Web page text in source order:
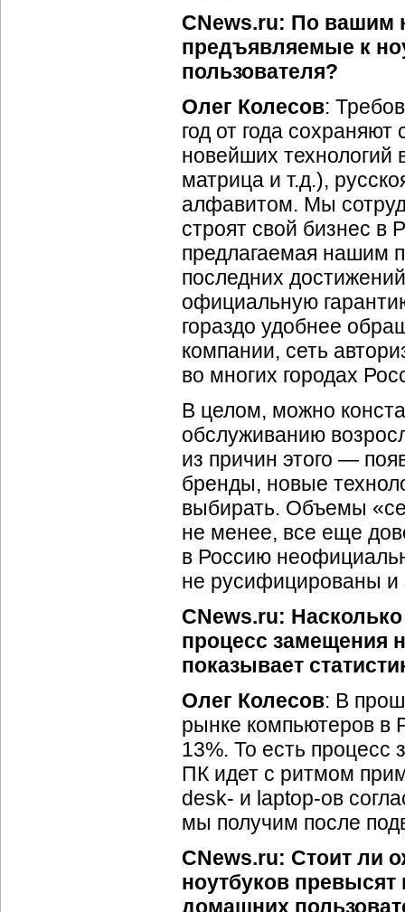
CNews.ru: По вашим
предъявляемые к
пользователя?
Олег Колесов:
год от года
новейших
матрица и т.д.),
алфавитом. Мы
строят свой бизнес в
предлагаемая нашим
последних
официальную
гораздо удобнее
компании, сеть
во многих городах
В целом, можно
обслуживанию
из причин этого —
бренды, новые
выбирать. Объемы
не менее, все еще
в Россию
не русифицированы и
CNews.ru:
процесс замещения
показывает
Олег Колесов: В
рынке компьютеров в
13%. То есть
ПК идет с ритмом
desk- и laptop-ов
мы получим после
CNews.ru: Стоит ли
ноутбуков
домашних